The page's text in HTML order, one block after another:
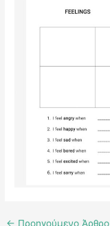
← Προηγούμενο Άρθρο